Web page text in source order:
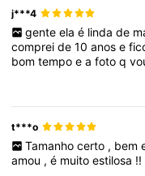
j***4
gente ela é linda de
compreide10anose
bomtempoeafotoq
t***o
Tamanho certo , bem
amou ,é muitoestilosa !!